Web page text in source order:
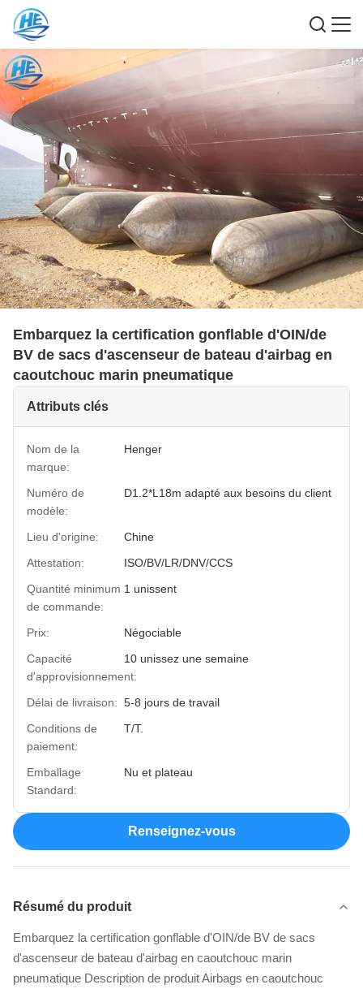
Embarquez la certification gonflable d'OIN/de
BV de sacs d'ascenseur de bateau d'airbag en
caoutchouc marin pneumatique
Attributs clés
Nom de la
marque:
Henger
Numéro de
modèle:
D1.2*L18m adapté aux besoins du client
Lieu d'origine:
Chine
Attestation:
ISO/BV/LR/DNV/CCS
Quantité minimum
de commande:
1 unissent
Prix:
Négociable
Capacité
d'approvisionnement:
10 unissez une semaine
Délai de livraison: 5-8 jours de travail
Conditions de
paiement:
T/T.
Emballage
Standard:
Nu et plateau
Renseignez-vous
Résumé du produit
Embarquez la certification gonflable d'OIN/de BV de sacs
d'ascenseur de bateau d'airbag en caoutchouc marin
pneumatique Description de produit Airbags en caoutchouc